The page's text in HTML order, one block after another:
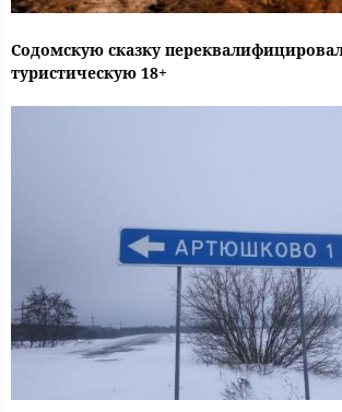
Содомскую сказку
туристическую 18+